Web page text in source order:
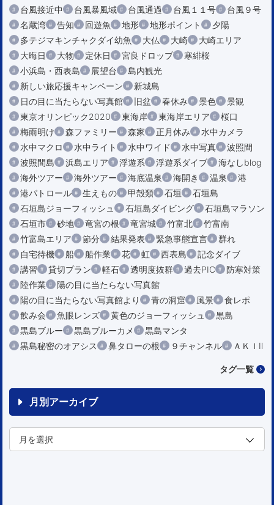
台風接近中
台風暴風域 台風通過 台風１１号
台風９号
名蔵湾
告知 回遊魚 地形 地形ポイント
夕陽
多テジマキンチャクダイ幼魚
大仏 大崎
大崎エリア
大晦日
大物 定休日 宮良ドロップ
寒緋桜
小浜島・西表島
展望台
島内観光
新しい旅応援キャンペーン
新城島
日の目に当たらない写真館
旧盆 春休み 景色
景観
東京オリンピック2020
東海岸 東海岸エリア
桜口
梅雨明け
森ファミリー 森家 正月休み
水中カメラ
水中マクロ
水中ライト 水中ワイド 水中写真
波照間
波照間島
浜島エリア 浮遊系 浮遊系ダイブ
海なしblog
海外ツアー
海外ツアー 海底温泉 海開き 温泉
港
港パトロール
生えもの 甲殻類 石垣
石垣島
石垣島ジョーフィッシュ
石垣島ダイビング
石垣島マラソン
石垣市
砂地 竜宮の根 竜宮城 竹富北
竹富南
竹富島エリア
節分 結果発表 緊急事態宣言
群れ
自宅待機
船 船作業 花 虹 西表島
記念ダイブ
講習
貸切プラン 軽石 透明度抜群 過去PIC
防寒対策
陸作業
陽の目に当たらない写真館
陽の目に当たらない写真館より
青の洞窟 風景
食レポ
飲み会
魚眼レンズ 黄色のジョーフィッシュ
黒島
黒島ブルー
黒島ブルーカメ
黒島マンタ
黒島秘密のオアシス
鼻タローの根 ９チャンネル ＡＫＩⅡ
タグ一覧
月別アーカイブ